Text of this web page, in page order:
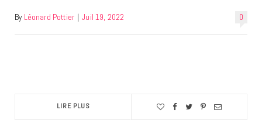
0
By Léonard Pottier | Juil 19, 2022
LIRE PLUS